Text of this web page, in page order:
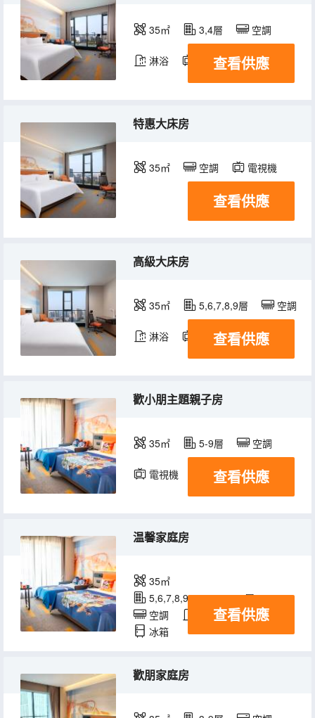
35㎡ 3,4層 空調
淋浴 電視機 冰箱
查看供應
特惠大床房
35㎡ 空調 電視機
查看供應
高級大床房
35㎡ 5,6,7,8,9層 空調
淋浴 電視機 冰箱
查看供應
歡小朋主題親子房
35㎡ 5-9層 空調
電視機 查看供應
温馨家庭房
35㎡
5,6,7,8,9,10,11,12,13層
空調
淋浴
電視機
冰箱
查看供應
歡朋家庭房